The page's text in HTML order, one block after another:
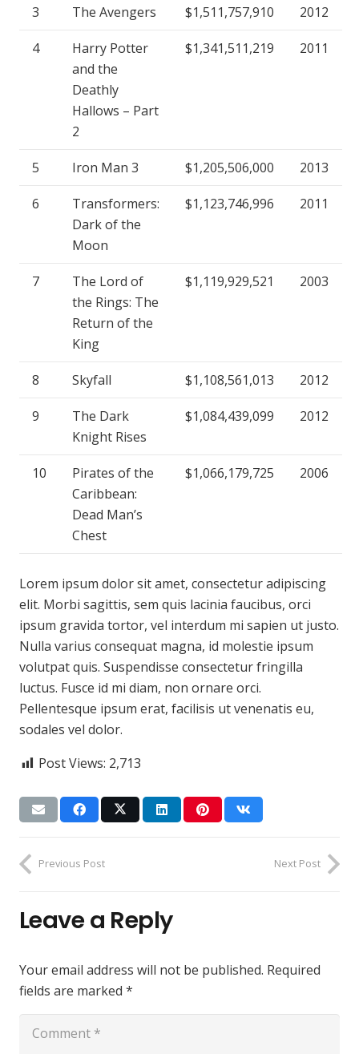
3 The Avengers $1,511,757,910 2012
4
Harry Potter
and the
Deathly
Hallows – Part
2
$1,341,511,219 2011
5 Iron Man 3 $1,205,506,000 2013
6
Transformers:
Dark of the
Moon
$1,123,746,996 2011
7
The Lord of
the Rings: The
Return of the
King
$1,119,929,521 2003
8 Skyfall $1,108,561,013 2012
9
The Dark
Knight Rises
$1,084,439,099 2012
10
Pirates of the
Caribbean:
Dead Man’s
Chest
$1,066,179,725 2006
Lorem ipsum dolor sit amet, consectetur adipiscing
elit. Morbi sagittis, sem quis lacinia faucibus, orci
ipsum gravida tortor, vel interdum mi sapien ut justo.
Nulla varius consequat magna, id molestie ipsum
volutpat quis. Suspendisse consectetur fringilla
luctus. Fusce id mi diam, non ornare orci.
Pellentesque ipsum erat, facilisis ut venenatis eu,
sodales vel dolor.
Post Views: 2,713
Previous Post Next Post
Leave a Reply
Your email address will not be published. Required
fields are marked *